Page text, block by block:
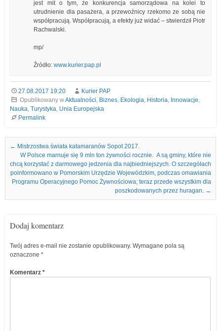
jest mit o tym, że konkurencja samorządowa na kolei to
utrudnienie dla pasażera, a przewoźnicy rzekomo ze sobą nie
współpracują. Współpracują, a efekty już widać – stwierdził Piotr
Rachwalski.
mp/
Źródło: www.kurier.pap.pl
27.08.2017 19:20
Kurier PAP
Opublikowany wAktualności, Biznes, Ekologia, Historia, Innowacje,
Nauka, Turystyka, Unia Europejska
Permalink
Nawigacja we wpisach
← Mistrzostwa świata katamaranów Sopot 2017.
W Polsce marnuje się 9 mln ton żywności rocznie. A są gminy, które nie
chcą korzystać z darmowego jedzenia dla najbiedniejszych. O szczegółach
poinformowano w Pomorskim Urzędzie Wojewódzkim, podczas omawiania
Programu Operacyjnego Pomoc Żywnościowa; teraz przede wszystkim dla
poszkodowanych przez huragan. →
Dodaj komentarz
Twój adres e-mail nie zostanie opublikowany. Wymagane pola są
oznaczone *
Komentarz *